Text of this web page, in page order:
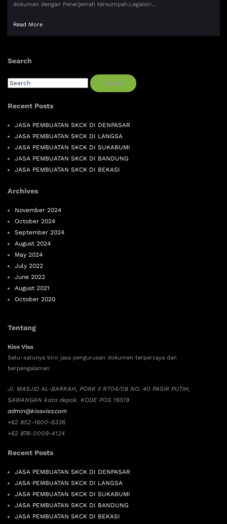
dokumen dengan Penerjemah tersumpah,Legalisir…
Read More
Search
Search
Recent Posts
JASA PEMBUATAN SKCK DI DENPASAR
JASA PEMBUATAN SKCK DI LANGSA
JASA PEMBUATAN SKCK DI SUKABUMI
JASA PEMBUATAN SKCK DI BANDUNG
JASA PEMBUATAN SKCK DI BEKASI
Archives
November 2024
October 2024
September 2024
August 2024
May 2024
July 2022
June 2022
August 2021
October 2020
Tentang
Kios Visa
Satu-satunya biro jasa pengurusan dokumen terpercaya dan
berpengalaman
Jl. MASJID AL-BARKAH, PORK II RT04/08 NO. 40 PASIR PUTIH,
SAWANGAN kota depok. KODE POS 16519
admin@kiosvisa.com
+62 852-1600-6336
+62 878-0009-4124
Recent Posts
JASA PEMBUATAN SKCK DI DENPASAR
JASA PEMBUATAN SKCK DI LANGSA
JASA PEMBUATAN SKCK DI SUKABUMI
JASA PEMBUATAN SKCK DI BANDUNG
JASA PEMBUATAN SKCK DI BEKASI